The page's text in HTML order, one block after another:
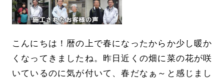
こんにちは！暦の上で春になったからか少し暖か
くなってきましたね。昨日近くの畑に菜の花が咲
いているのに気が付いて、春だなぁ～と感じまし